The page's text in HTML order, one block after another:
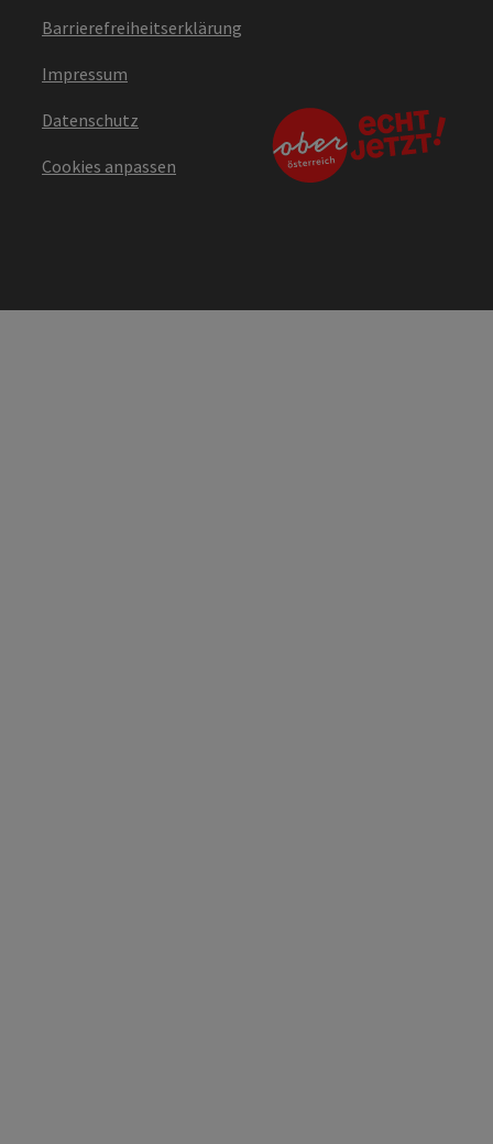
Barrierefreiheitserklärung
Impressum
Datenschutz
Cookies anpassen